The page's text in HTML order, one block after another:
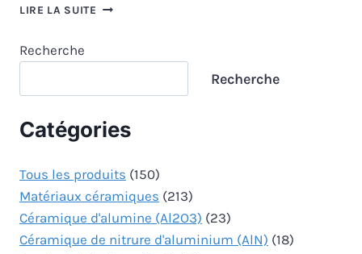
LIRE LA SUITE BUSE
Recherche
Recherche
Catégories
Tous les produits (150)
Matériaux céramiques (213)
Céramique d'alumine (Al2O3) (23)
Céramique de nitrure d'aluminium (AlN) (18)